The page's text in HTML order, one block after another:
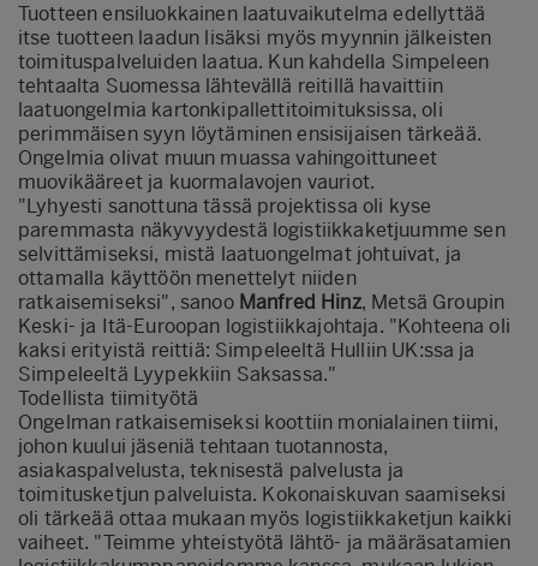
Tuotteen ensiluokkainen laatuvaikutelma edellyttää
itse tuotteen laadun lisäksi myös myynnin jälkeisten
toimituspalveluiden laatua. Kun kahdella Simpeleen
tehtaalta Suomessa lähtevällä reitillä havaittiin
laatuongelmia kartonkipallettitoimituksissa, oli
perimmäisen syyn löytäminen ensisijaisen tärkeää.
Ongelmia olivat muun muassa vahingoittuneet
muovikääreet ja kuormalavojen vauriot.
"Lyhyesti sanottuna tässä projektissa oli kyse
paremmasta näkyvyydestä logistiikkaketjuumme sen
selvittämiseksi, mistä laatuongelmat johtuivat, ja
ottamalla käyttöön menettelyt niiden
ratkaisemiseksi", sanoo Manfred Hinz, Metsä Groupin
Keski- ja Itä-Euroopan logistiikkajohtaja. "Kohteena oli
kaksi erityistä reittiä: Simpeleeltä Hulliin UK:ssa ja
Simpeleeltä Lyypekkiin Saksassa."
Todellista tiimityötä
Ongelman ratkaisemiseksi koottiin monialainen tiimi,
johon kuului jäseniä tehtaan tuotannosta,
asiakaspalvelusta, teknisestä palvelusta ja
toimitusketjun palveluista. Kokonaiskuvan saamiseksi
oli tärkeää ottaa mukaan myös logistiikkaketjun kaikki
vaiheet. "Teimme yhteistyötä lähtö- ja määräsatamien